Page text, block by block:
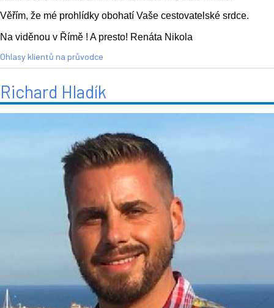
Věřím, že mé prohlídky obohatí Vaše cestovatelské srdce.
Na viděnou v Římě ! A presto! Renáta Nikola
Ohlasy klientů na průvodce
Richard Hladík